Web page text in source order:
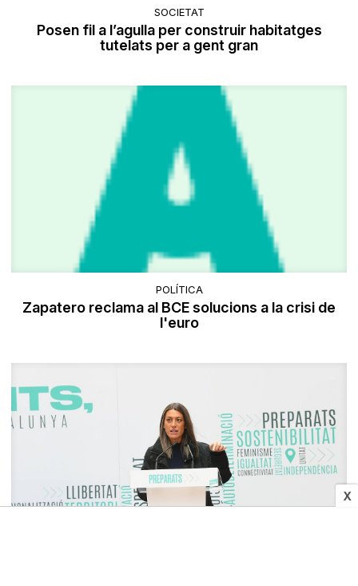
X
SOCIETAT
Posen fil a l’agulla per construir habitatges
tutelats per a gent gran
POLÍTICA
Zapatero reclama al BCE solucions a la crisi de
l'euro